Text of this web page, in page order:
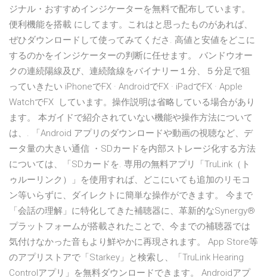
ジナル・おすすめインジケーターを無料で配布しています。
便利機能を搭載 にしてます。これはと思ったものがあれば、
ぜひダウンロードして使ってみてくださ. 高値と安値をどこに
するのかをインジケーターの判断に任せます。 バンドウオー
クの連続陽線及び、連続陰線をバイナリー１分、５分足で狙
っていきたい iPhoneでFX · AndroidでFX · iPadでFX · Apple
WatchでFX しています。操作説明は省略している場合があり
ます。 本ガイドで紹介されていない機能や操作方法について
は、. 「Android アプリのダウンロードや動画の視聴など、デ
ータ量の大きい通信 ・SDカードを内部ストレージ化する方法
については、「SDカードを. 専用の無料アプリ「TruLink（ト
ゥルーリンク）」を使用すれば、どこにいても追加のリモコ
ン等いらずに、ダイレクトに簡単な操作ができます。 今まで
「会話の理解」に特化してきた補聴器に、革新的なSynergy®
プラットフォームが搭載されたことで、今までの補聴器では
気付けなかった音もより鮮やかに再現されます。 App Store等
のアプリストアで「Starkey」と検索し、「TruLink Hearing
Controlアプリ」を無料ダウンロードできます。 Androidアプ